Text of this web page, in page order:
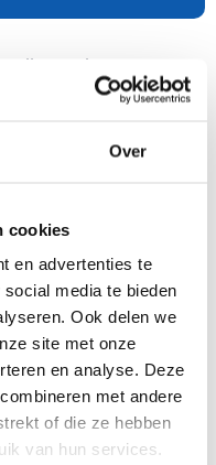
Over
cookies
en advertenties te
media te bieden
Ook delen we
site met onze
en analyse. Deze
met andere
of die ze hebben
van hun services.
all-in-one
In een mum van
heldere rapportages.
standaarden voor
veel meer. Vergroot de
eenvoudig en
Kremer
oprichter Perium
een achtergrond in